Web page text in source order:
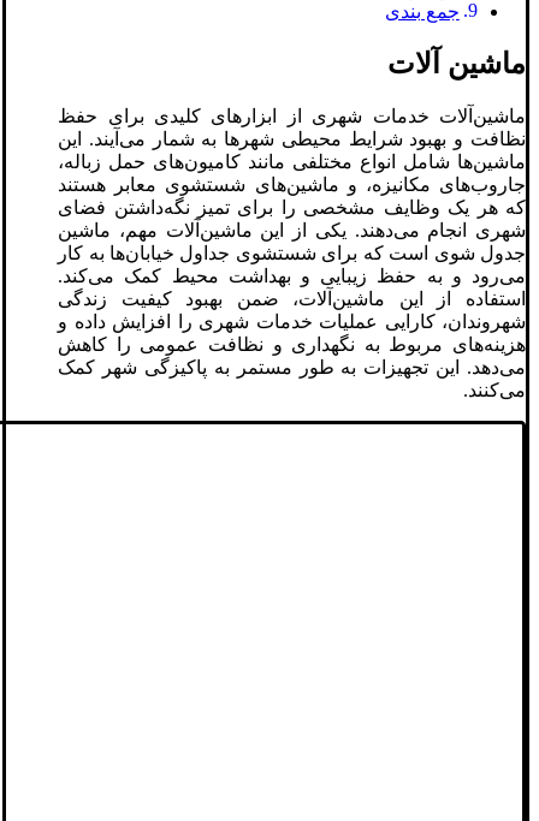
جمع بندی
ماشین آلات
ماشین‌آلات خدمات شهری از ابزارهای کلیدی برای حفظ
نظافت و بهبود شرایط محیطی شهرها به شمار می‌آیند. این
ماشین‌ها شامل انواع مختلفی مانند کامیون‌های حمل زباله،
جاروب‌های مکانیزه، و ماشین‌های شستشوی معابر هستند
که هر یک وظایف مشخصی را برای تمیز نگه‌داشتن فضای
شهری انجام می‌دهند. یکی از این ماشین‌آلات مهم، ماشین
جدول شوی است که برای شستشوی جداول خیابان‌ها به کار
می‌رود و به حفظ زیبایی و بهداشت محیط کمک می‌کند.
استفاده از این ماشین‌آلات، ضمن بهبود کیفیت زندگی
شهروندان، کارایی عملیات خدمات شهری را افزایش داده و
هزینه‌های مربوط به نگهداری و نظافت عمومی را کاهش
می‌دهد. این تجهیزات به طور مستمر به پاکیزگی شهر کمک
می‌کنند.